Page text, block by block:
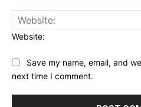
Website:
Save my name, email, and
next time I comment.